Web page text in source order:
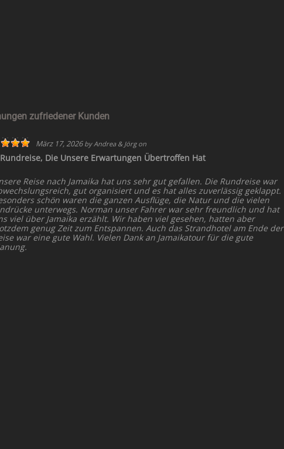
zufriedener Kunden
März 17, 2026byAndrea & Jörgon
Die Unsere Erwartungen Übertroffen Hat
Reise nach Jamaika hat uns sehr gut gefallen. Die Rundreise war
gut organisiert und es hat alles zuverlässig geklappt.
schön waren die ganzen Ausflüge, die Natur und die vielen
unterwegs. Norman unser Fahrer war sehr freundlich und hat
viel über Jamaika erzählt. Wir haben viel gesehen, hatten aber
genug Zeit zum Entspannen. Auch das Strandhotel am Ende der
war eine gute Wahl. Vielen Dank an Jamaikatour für die gute